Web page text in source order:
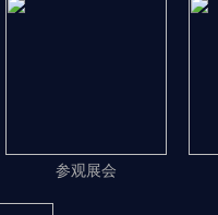
参观展会